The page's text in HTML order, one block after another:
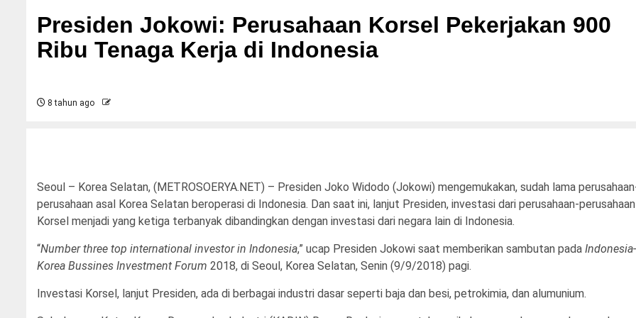
Presiden Jokowi: Perusahaan Korsel Pekerjakan 900
Ribu Tenaga Kerja di Indonesia
8 tahun ago
Seoul – Korea Selatan, (METROSOERYA.NET) – Presiden Joko Widodo (Jokowi) mengemukakan, sudah lama
perusahaan asal Korea Selatan beroperasi di Indonesia. Dan saat ini, lanjut Presiden, investasi dari perusahaan-perusahaan
Korsel menjadi yang ketiga terbanyak dibandingkan dengan investasi dari negara lain di Indonesia.
“Number three top international investor in Indonesia,” ucap Presiden Jokowi saat memberikan sambutan pada Indonesia-
Korea Bussines Investment Forum 2018, di Seoul, Korea Selatan, Senin (9/9/2018) pagi.
Investasi Korsel, lanjut Presiden, ada di berbagai industri dasar seperti baja dan besi, petrokimia, dan alumunium.